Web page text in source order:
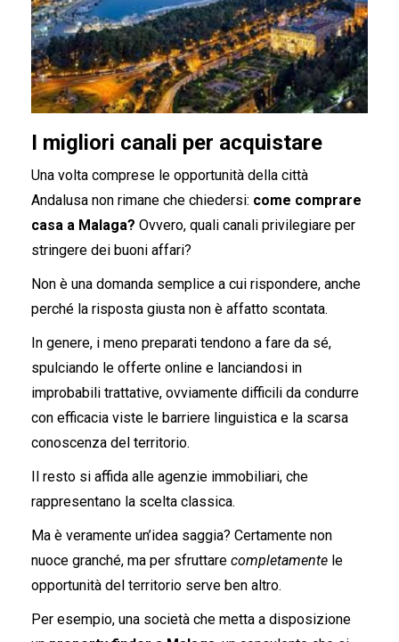
I migliori canali per acquistare
Una volta comprese le opportunità della città
Andalusa non rimane che chiedersi: come comprare
casa a Malaga? Ovvero, quali canali privilegiare per
stringere dei buoni affari?
Non è una domanda semplice a cui rispondere, anche
perché la risposta giusta non è affatto scontata.
In genere, i meno preparati tendono a fare da sé,
spulciando le offerte online e lanciandosi in
improbabili trattative, ovviamente difficili da condurre
con efficacia viste le barriere linguistica e la scarsa
conoscenza del territorio.
Il resto si affida alle agenzie immobiliari, che
rappresentano la scelta classica.
Ma è veramente un’idea saggia? Certamente non
nuoce granché, ma per sfruttare completamente le
opportunità del territorio serve ben altro.
Per esempio, una società che metta a disposizione